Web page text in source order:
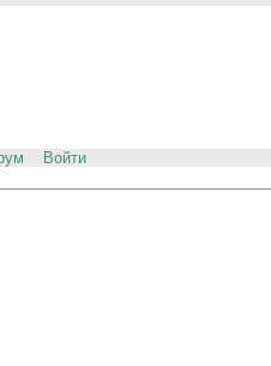
Войти